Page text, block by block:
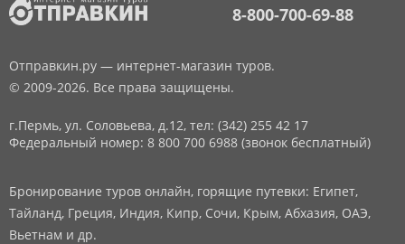
8-800-700-69-88
Отправкин.ру — интернет-магазин туров.
© 2009-2026. Все права защищены.
г.Пермь, ул. Соловьева, д.12, тел: (342) 255 42 17
Федеральный номер: 8 800 700 6988 (звонок бесплатный)
Бронирование туров онлайн, горящие путевки: Египет,
Тайланд, Греция, Индия, Кипр, Сочи, Крым, Абхазия, ОАЭ,
Вьетнам и др.